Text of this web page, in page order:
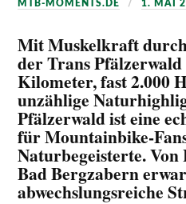
MTB-MOMENTS.DE 1. MAI
Mit Muskelkraft
der Trans Pfälzerwald
Kilometer, fast 2.000
unzählige
Pfälzerwald ist eine
für Mountainbike-
Naturbegeisterte. Von
Bad Bergzabern
abwechslungsreiche